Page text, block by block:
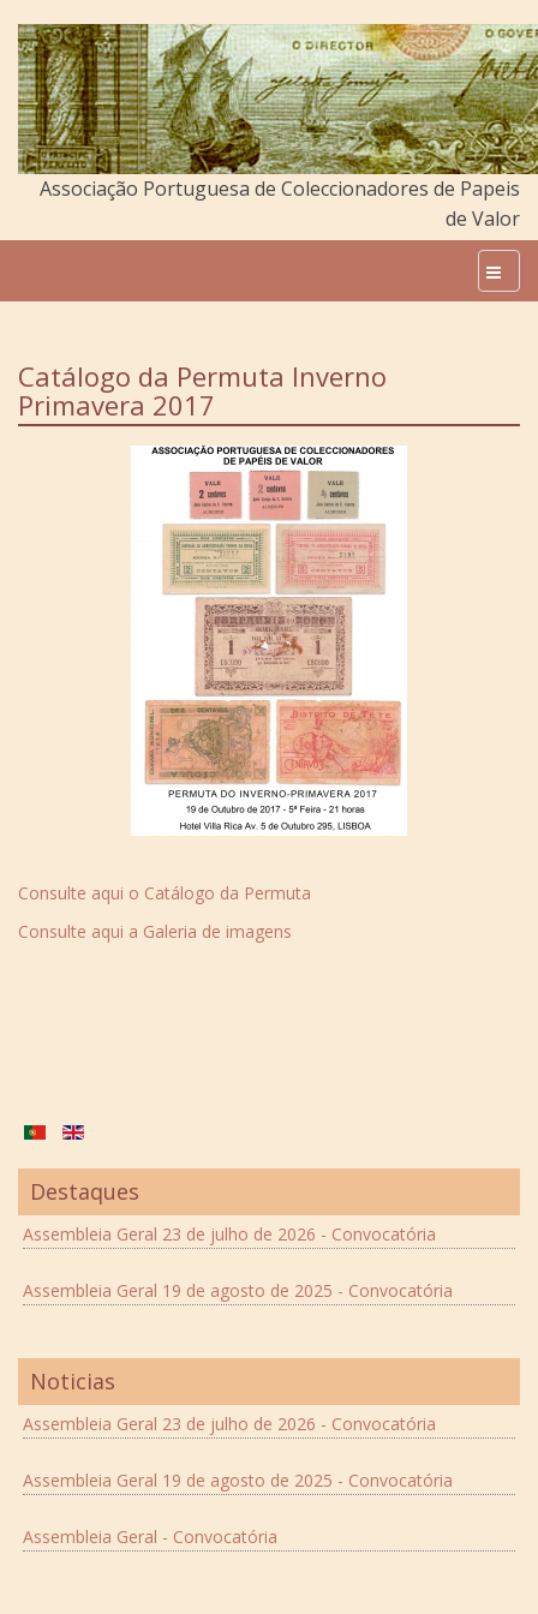
Associação Portuguesa de Coleccionadores de Papeis
de Valor
Catálogo da Permuta Inverno
Primavera 2017
Consulte aqui o Catálogo da Permuta
Consulte aqui a Galeria de imagens
Destaques
Assembleia Geral 23 de julho de 2026 - Convocatória
Assembleia Geral 19 de agosto de 2025 - Convocatória
Noticias
Assembleia Geral 23 de julho de 2026 - Convocatória
Assembleia Geral 19 de agosto de 2025 - Convocatória
Assembleia Geral - Convocatória